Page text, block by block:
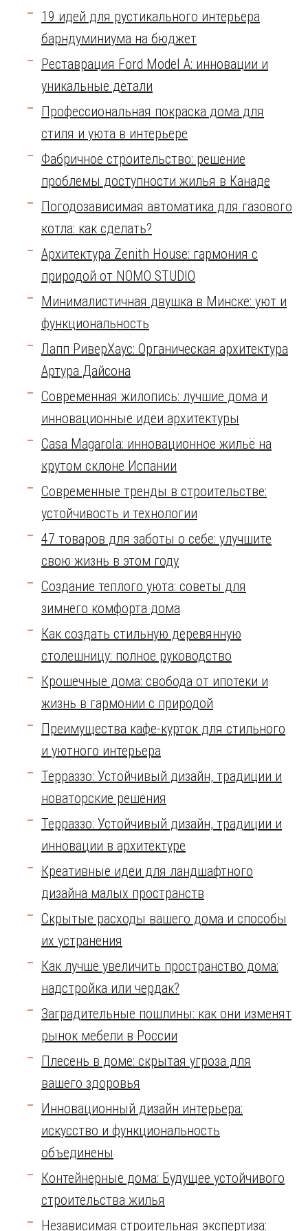
19 идей для рустикального интерьера
барндуминиума на бюджет
Реставрация Ford Model A: инновации и
уникальные детали
Профессиональная покраска дома для
стиля и уюта в интерьере
Фабричное строительство: решение
проблемы доступности жилья в Канаде
Погодозависимая автоматика для газового
котла: как сделать?
Архитектура Zenith House: гармония с
природой от NOMO STUDIO
Минималистичная двушка в Минске: уют и
функциональность
Лапп РиверХаус: Органическая архитектура
Артура Дайсона
Современная жилопись: лучшие дома и
инновационные идеи архитектуры
Casa Magarola: инновационное жильё на
крутом склоне Испании
Современные тренды в строительстве:
устойчивость и технологии
47 товаров для заботы о себе: улучшите
свою жизнь в этом году
Создание теплого уюта: советы для
зимнего комфорта дома
Как создать стильную деревянную
столешницу: полное руководство
Крошечные дома: свобода от ипотеки и
жизнь в гармонии с природой
Преимущества кафе-курток для стильного
и уютного интерьера
Терраззо: Устойчивый дизайн, традиции и
новаторские решения
Терраззо: Устойчивый дизайн, традиции и
инновации в архитектуре
Креативные идеи для ландшафтного
дизайна малых пространств
Скрытые расходы вашего дома и способы
их устранения
Как лучше увеличить пространство дома:
надстройка или чердак?
Заградительные пошлины: как они изменят
рынок мебели в России
Плесень в доме: скрытая угроза для
вашего здоровья
Инновационный дизайн интерьера:
искусство и функциональность
объединены
Контейнерные дома: Будущее устойчивого
строительства жилья
Независимая строительная экспертиза: